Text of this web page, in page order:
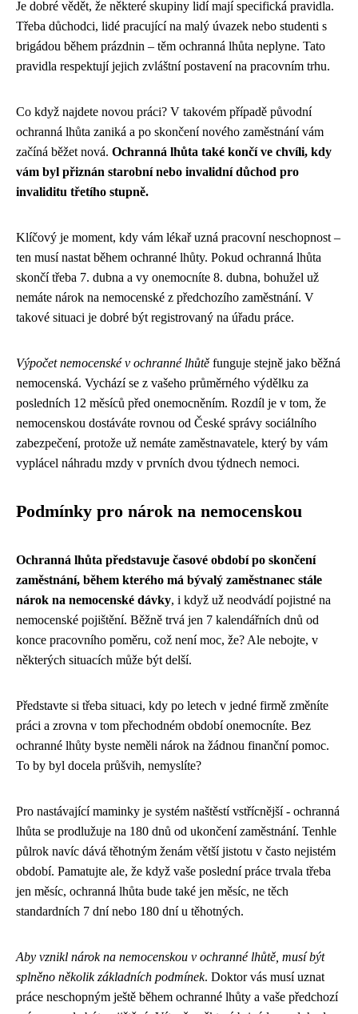
Je dobré vědět, že některé skupiny lidí mají specifická pravidla.
Třeba důchodci, lidé pracující na malý úvazek nebo studenti s
brigádou během prázdnin – těm ochranná lhůta neplyne. Tato
pravidla respektují jejich zvláštní postavení na pracovním trhu.
Co když najdete novou práci? V takovém případě původní
ochranná lhůta zaniká a po skončení nového zaměstnání vám
začíná běžet nová. Ochranná lhůta také končí ve chvíli, kdy
vám byl přiznán starobní nebo invalidní důchod pro
invaliditu třetího stupně.
Klíčový je moment, kdy vám lékař uzná pracovní neschopnost –
ten musí nastat během ochranné lhůty. Pokud ochranná lhůta
skončí třeba 7. dubna a vy onemocníte 8. dubna, bohužel už
nemáte nárok na nemocenské z předchozího zaměstnání. V
takové situaci je dobré být registrovaný na úřadu práce.
Výpočet nemocenské v ochranné lhůtě funguje stejně jako běžná
nemocenská. Vychází se z vašeho průměrného výdělku za
posledních 12 měsíců před onemocněním. Rozdíl je v tom, že
nemocenskou dostáváte rovnou od České správy sociálního
zabezpečení, protože už nemáte zaměstnavatele, který by vám
vyplácel náhradu mzdy v prvních dvou týdnech nemoci.
Podmínky pro nárok na nemocenskou
Ochranná lhůta představuje časové období po skončení
zaměstnání, během kterého má bývalý zaměstnanec stále
nárok na nemocenské dávky, i když už neodvádí pojistné na
nemocenské pojištění. Běžně trvá jen 7 kalendářních dnů od
konce pracovního poměru, což není moc, že? Ale nebojte, v
některých situacích může být delší.
Představte si třeba situaci, kdy po letech v jedné firmě změníte
práci a zrovna v tom přechodném období onemocníte. Bez
ochranné lhůty byste neměli nárok na žádnou finanční pomoc.
To by byl docela průšvih, nemyslíte?
Pro nastávající maminky je systém naštěstí vstřícnější - ochranná
lhůta se prodlužuje na 180 dnů od ukončení zaměstnání. Tenhle
půlrok navíc dává těhotným ženám větší jistotu v často nejistém
období. Pamatujte ale, že když vaše poslední práce trvala třeba
jen měsíc, ochranná lhůta bude také jen měsíc, ne těch
standardních 7 dní nebo 180 dní u těhotných.
Aby vznikl nárok na nemocenskou v ochranné lhůtě, musí být
splněno několik základních podmínek. Doktor vás musí uznat
práce neschopným ještě během ochranné lhůty a vaše předchozí